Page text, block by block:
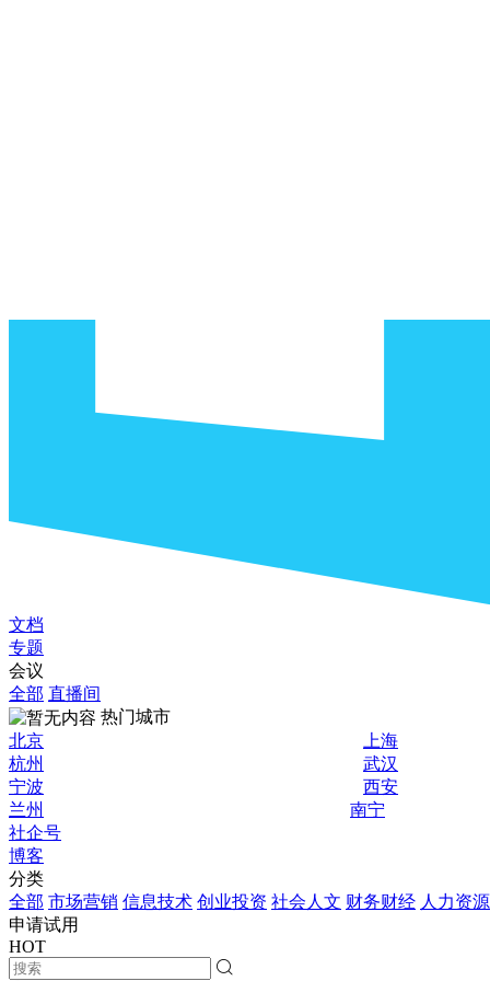
文档
专题
会议
全部 直播间
热门城市
北京
上海
杭州
武汉
宁波
西安
兰州
南宁
社企号
博客
分类
全部 市场营销 信息技术 创业投资 社会人文 财务财经 人力资源
申请试用
HOT